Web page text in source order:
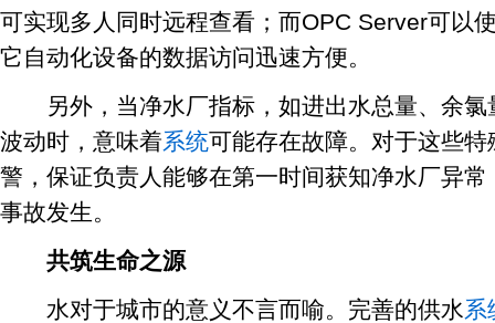
可实现多人同时远程查看；而OPC Server可以
它自动化设备的数据访问迅速方便。
另外，当净水厂指标，如进出水总量、余氯
波动时，意味着系统可能存在故障。对于这些
警，保证负责人能够在第一时间获知净水厂异
事故发生。
共筑生命之源
水对于城市的意义不言而喻。完善的供水系